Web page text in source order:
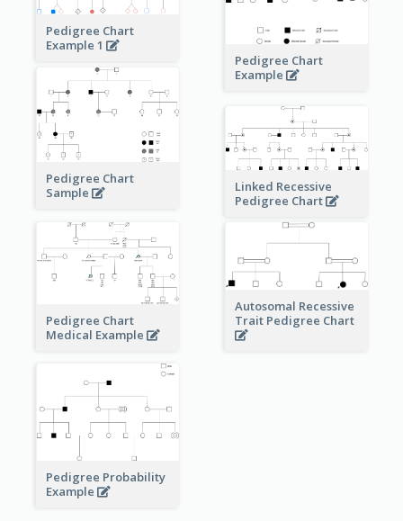
Pedigree Chart
Example 1
Pedigree Chart
Example
Pedigree Chart
Sample
Linked Recessive
Pedigree Chart
Pedigree Chart
Medical Example
Autosomal Recessive
Trait Pedigree Chart
Pedigree Probability
Example